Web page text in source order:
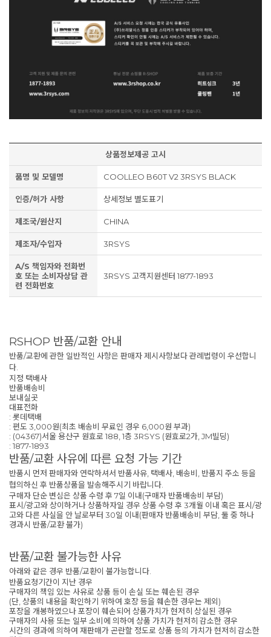
상품정보제공 고시
품명 및 모델명 COOLLEO B60T V2 3RSYS BLACK
인증/허가 사항 상세정보 별도표기
제조국/원산지 CHINA
제조자/수입자 3RSYS
A/S 책임자와 전화번
호 또는 소비자상담 관
련 전화번호
3RSYS 고객지원센터 1877-1893
RSHOP 반품/교환 안내
반품/교환에 관한 일반적인 사항은 판매자 제시사항보다 관례법령이 우선합니
다.
지정 택배사
반품배송비
보내실곳
대표전화
: 롯데택배
: 편도 3,000원(최초 배송비 무료인 경우 6,000원 부과)
: (04367)서울 용산구 원효로 188, 1층 3RSYS (원효로2가, JM빌딩)
: 1877-1893
반품/교환 사유에 따른 요청 가능 기간
반품시 먼저 판매자와 연락하셔서 반품사유, 택배사, 배송비, 반품지 주소 등을
협의하신 후 반품상품을 발송해주시기 바랍니다.
구매자 단순 변심은 상품 수령 후 7일 이내(구매자 반품배송비 부담)
표시/광고와 상이하거나 상품하자일 경우 상품 수령 후 3개월 이내 혹은 표시/광
고와 다른 사실을 안 날로부터 30일 이내(판매자 반품배송비 부담, 둘 중 하나
경과시 반품/교환 불가)
반품/교환 불가능한 사유
아래와 같은 경우 반품/교환이 불가능합니다.
반품요청기간이 지난 경우
구매자의 책임 있는 사유로 상품 등이 손실 또는 훼손된 경우
(단, 상품의 내용을 확인하기 위하여 호장 등을 훼손한 경우는 제외)
포장을 개봉하였으나 포장이 훼손되어 상품가치가 현저히 상실된 경우
구매자의 사용 또는 일부 소비에 의하여 상품 가치가 현저히 감소한 경우
시간의 경과에 의하여 재판매가 곤란할 정도로 상품 등의 가치가 현저히 감소한